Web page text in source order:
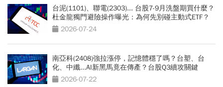
台泥(1101)、聯電(2303)... 台股7-9月洗盤期買什麼？
杜金龍獨門避險操作曝光：為何先別碰主動式ETF？
2026-07-24
南亞科(2408)強拉漲停，記憶體穩了嗎？台塑、台
化、中纖...AI新黑馬竟在傳產？台股Q3續攻關鍵
2026-07-22